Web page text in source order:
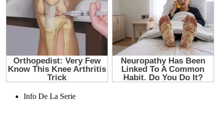
Info De La Serie